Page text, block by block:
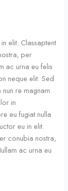
elit. Classaptent
per
ac urna eu felis
neque elit. Sed
re magnam
in
eu fugiat nulla
eu in elit.
conubia nostra,
ac urna eu